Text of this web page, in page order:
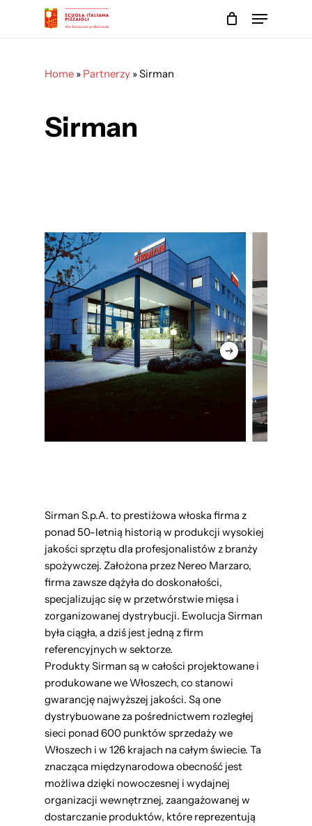
Menu
Home » Partnerzy »Sirman
Sirman
Sirman S.p.A. to prestiżowa włoska firma z
ponad 50-letnią historią w produkcji wysokiej
jakości sprzętu dla profesjonalistów z branży
spożywczej. Założona przez Nereo Marzaro,
firma zawsze dążyła do doskonałości,
specjalizując się w przetwórstwie mięsa i
zorganizowanej dystrybucji. Ewolucja Sirman
była ciągła, a dziś jest jedną z firm
referencyjnych w sektorze.
Produkty Sirman są w całości projektowane i
produkowane we Włoszech, co stanowi
gwarancję najwyższej jakości. Są one
dystrybuowane za pośrednictwem rozległej
sieci ponad 600 punktów sprzedaży we
Włoszech i w 126 krajach na całym świecie. Ta
znacząca międzynarodowa obecność jest
możliwa dzięki nowoczesnej i wydajnej
organizacji wewnętrznej, zaangażowanej w
dostarczanie produktów, które reprezentują